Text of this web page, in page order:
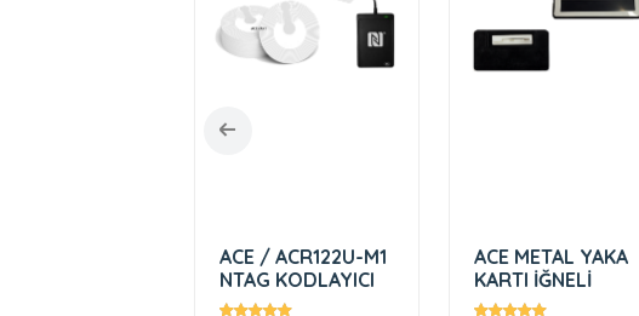
ACE / ACR122U-M1
NTAG KODLAYICI
ACE METAL YAKA
KARTI İĞNELİ